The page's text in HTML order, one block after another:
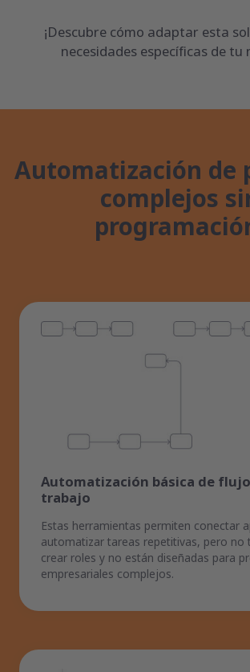
¡Descubre cómo adaptar esta
necesidades específicas de tu
Automatización de
complejos
Automatización básica de
trabajo
Estas herramientas permiten conectar
automatizar tareas repetitivas, pero no
crear roles y no están diseñadas para
empresariales complejos.